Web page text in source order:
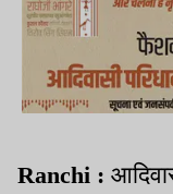
Ranchi :